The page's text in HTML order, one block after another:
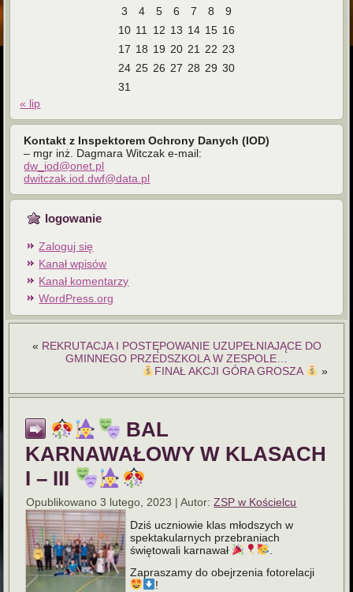
3
4 5 6 7 8
9
10 11 12 13 14 15 16
17 18 19 20 21 22 23
24 25 26 27 28 29 30
31
« lip
Kontakt z Inspektorem Ochrony Danych (IOD)
– mgr inż. Dagmara Witczak e-mail:
dw_iod@onet.pl
dwitczak.iod.dwf@data.pl
logowanie
Zaloguj się
Kanał wpisów
Kanał komentarzy
WordPress.org
« REKRUTACJA I POSTĘPOWANIE UZUPEŁNIAJĄCE DO
GMINNEGO PRZEDSZKOLA W ZESPOLE…
FINAŁ AKCJI GÓRA GROSZA
»
BAL
KARNAWAŁOWY W KLASACH
I – III
Opublikowano 3 lutego, 2023 |Autor: ZSP w Kościelcu
Dziś uczniowie klas młodszych w
spektakularnych przebraniach
świętowali karnawał
Zapraszamy do obejrzenia fotorelacji
!